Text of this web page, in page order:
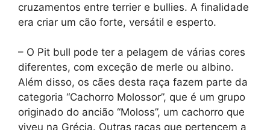
cruzamentos entre terrier e bullies. A finalidade
era criar um cão forte, versátil e esperto.
– O Pit bull pode ter a pelagem de várias cores
diferentes, com exceção de merle ou albino.
Além disso, os cães desta raça fazem parte da
categoria “Cachorro Molossor”, que é um grupo
originado do ancião “Moloss”, um cachorro que
viveu na Grécia. Outras raças que pertencem a